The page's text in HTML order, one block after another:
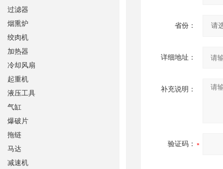
省份：
详细地址：
补充说明：
验证码：
过滤器
烟熏炉
绞肉机
加热器
冷却风扇
起重机
液压工具
气缸
爆破片
拖链
马达
减速机